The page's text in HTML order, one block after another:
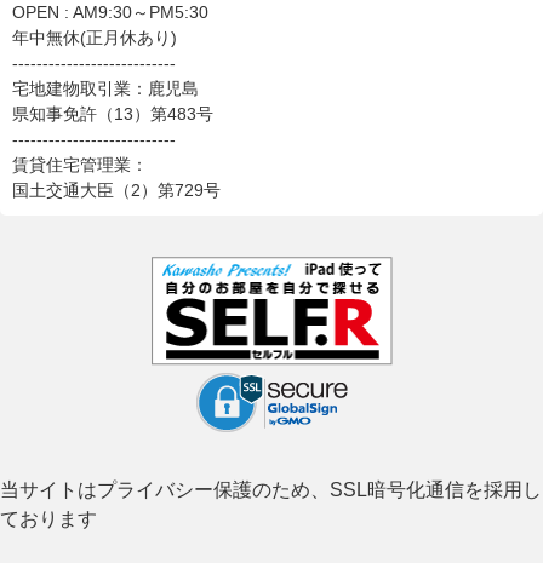
OPEN : AM9:30～PM5:30
年中無休(正月休あり)
---------------------------
宅地建物取引業：鹿児島
県知事免許（13）第483号
---------------------------
賃貸住宅管理業：
国土交通大臣（2）第729号
当サイトはプライバシー保護のため、SSL暗号化通信を採用し
ております